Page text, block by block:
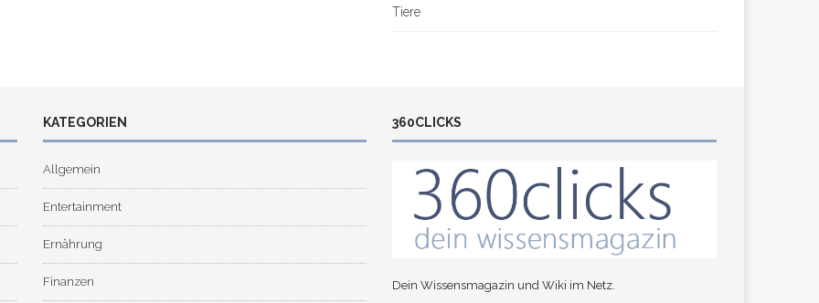
Tiere
KATEGORIEN
Allgemein
Entertainment
Ernährung
Finanzen
360CLICKS
Dein Wissensmagazin und Wiki im Netz.